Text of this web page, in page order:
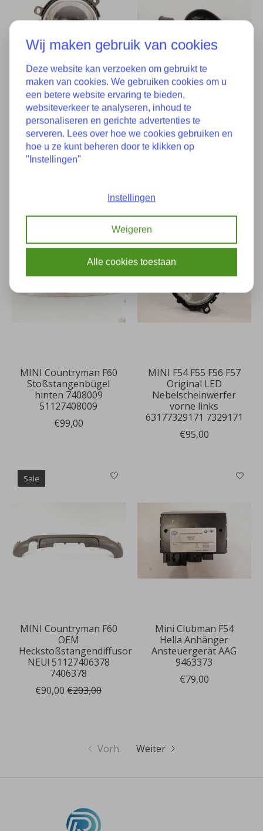
MINI F54 F55 F56 F57
Original LED
Nebelscheinwerfer
vorne links 7497763
63177497763
MINI Countryman F60
OEM Außenspiegel
rechts NEU!
51167471266 7471266
MINI Countryman F60
Stoßstangenbügel
hinten 7408009
51127408009
€99,00
MINI F54 F55 F56 F57
Original LED
Nebelscheinwerfer
vorne links
63177329171 7329171
€95,00
Sale
MINI Countryman F60
OEM
Heckstoßstangendiffusor
NEU! 51127406378
7406378
€90,00 €203,00
Mini Clubman F54
Hella Anhänger
Ansteuergerät AAG
9463373
€79,00
Vorh. Weiter
Wij maken gebruik van cookies
Deze website kan verzoeken om gebruikt te
maken van cookies. We gebruiken cookies om u
een betere website ervaring te bieden,
websiteverkeer te analyseren, inhoud te
personaliseren en gerichte advertenties te
serveren. Lees over hoe we cookies gebruiken en
hoe u ze kunt beheren door te klikken op
"Instellingen"
Instellingen
Weigeren
Alle cookies toestaan